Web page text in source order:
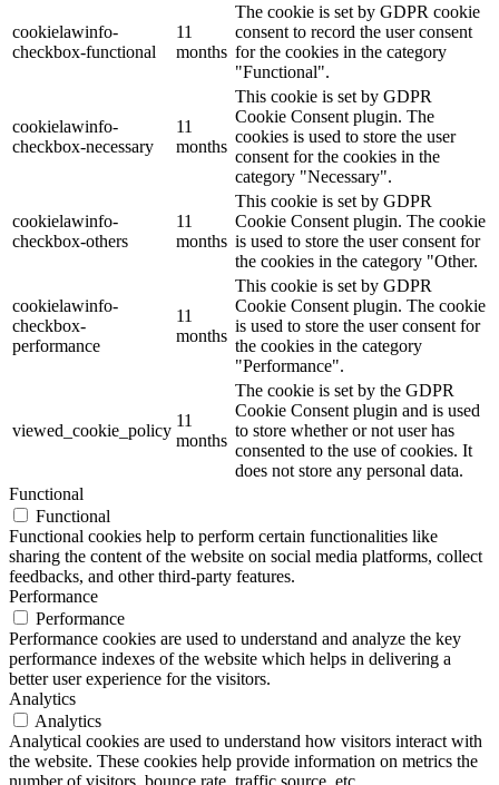
cookielawinfo-
checkbox-functional
11
months
The cookie is set by GDPR cookie
consent to record the user consent
for the cookies in the category
"Functional".
cookielawinfo-
checkbox-necessary
11
months
This cookie is set by GDPR
Cookie Consent plugin. The
cookies is used to store the user
consent for the cookies in the
category "Necessary".
cookielawinfo-
checkbox-others
11
months
This cookie is set by GDPR
Cookie Consent plugin. The cookie
is used to store the user consent for
the cookies in the category "Other.
cookielawinfo-
checkbox-
performance
11
months
This cookie is set by GDPR
Cookie Consent plugin. The cookie
is used to store the user consent for
the cookies in the category
"Performance".
viewed_cookie_policy
11
months
The cookie is set by the GDPR
Cookie Consent plugin and is used
to store whether or not user has
consented to the use of cookies. It
does not store any personal data.
Functional
Functional
Functional cookies help to perform certain functionalities like
sharing the content of the website on social media platforms, collect
feedbacks, and other third-party features.
Performance
Performance
Performance cookies are used to understand and analyze the key
performance indexes of the website which helps in delivering a
better user experience for the visitors.
Analytics
Analytics
Analytical cookies are used to understand how visitors interact with
the website. These cookies help provide information on metrics the
number of visitors, bounce rate, traffic source, etc.